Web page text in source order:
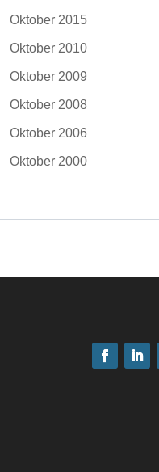
Oktober 2015
Oktober 2010
Oktober 2009
Oktober 2008
Oktober 2006
Oktober 2000